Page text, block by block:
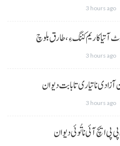
3 hours ago
آتیا کاریم کننگ ءِ، طارق بلوچ
3 hours ago
آزادی نا تیاری تا بابت دیوان
3 hours ago
ایچ آئی نا تُوئی دیوان